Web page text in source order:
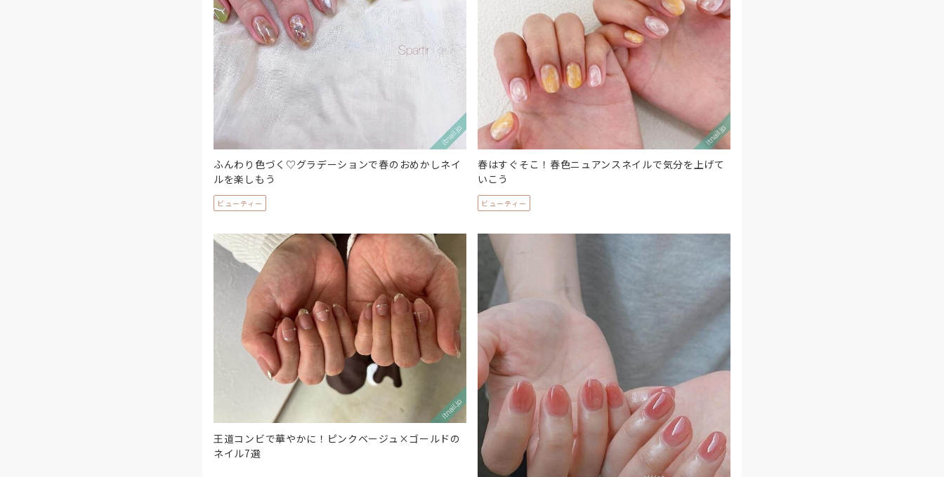
ふんわり色づく♡グラデーションで春のおめかしネイ
ルを楽しもう
ビューティー
春はすぐそこ！春色ニュアンスネイルで気分を上げて
いこう
ビューティー
王道コンビで華やかに！ピンクベージュ×ゴールドの
ネイル7選